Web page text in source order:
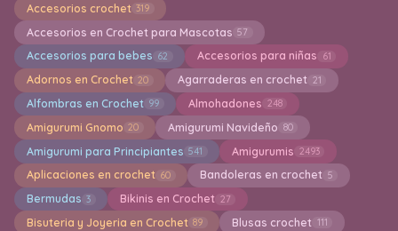
Accesorios crochet 319
Accesorios en Crochet para Mascotas 57
Accesorios para bebes 62 Accesorios para niñas 61
Adornos en Crochet 20 Agarraderas en crochet 21
Alfombras en Crochet 99 Almohadones 248
Amigurumi Gnomo 20 Amigurumi Navideño 80
Amigurumi para Principiantes 541 Amigurumis 2493
Aplicaciones en crochet 60 Bandoleras en crochet 5
Bermudas 3 Bikinis en Crochet 27
Bisuteria y Joyeria en Crochet 89 Blusas crochet 111